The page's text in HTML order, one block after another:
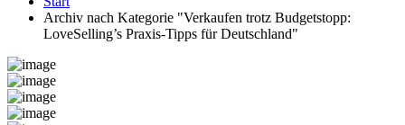
Archiv nach Kategorie "Verkaufen trotz Budgetstopp:
LoveSelling’s Praxis-Tipps für Deutschland"